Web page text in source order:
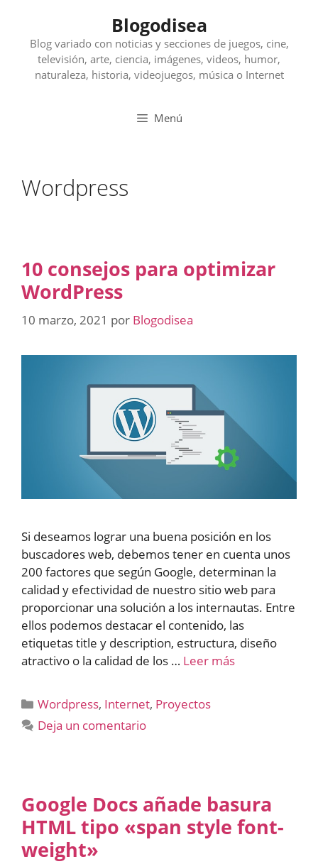
contenido
Blogodisea
Blog variado con noticias y secciones de juegos, cine,
televisión, arte, ciencia, imágenes, videos, humor,
naturaleza, historia, videojuegos, música o Internet
Menú
Wordpress
10 consejos para optimizar
WordPress
10 marzo, 2021 por Blogodisea
Si deseamos lograr una buena posición en los
buscadores web, debemos tener en cuenta unos
200 factores que según Google, determinan la
calidad y efectividad de nuestro sitio web para
proporcionar una solución a los internautas. Entre
ellos podemos destacar el contenido, las
etiquetas title y description, estructura, diseño
atractivo o la calidad de los … Leer más
Categorías
Wordpress, Internet, Proyectos
Deja un comentario
Google Docs añade basura
HTML tipo «span style font-
weight»